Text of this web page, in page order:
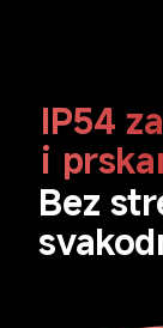
IP54
i
Bez